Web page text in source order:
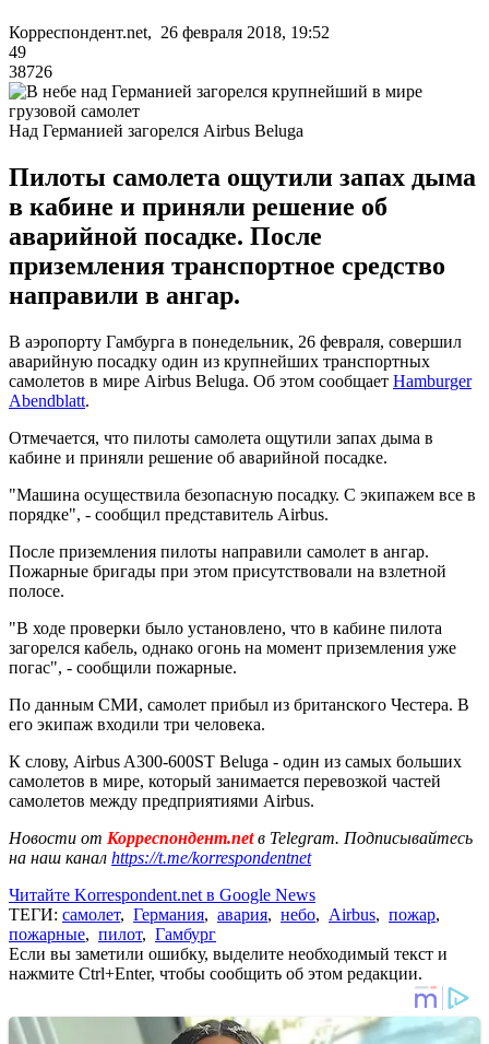
Корреспондент.net, 26 февраля 2018, 19:52
49
38726
Над Германией загорелся Airbus Beluga
Пилоты самолета ощутили запах дыма
в кабине и приняли решение об
аварийной посадке. После
приземления транспортное средство
направили в ангар.
В аэропорту Гамбурга в понедельник, 26 февраля, совершил
аварийную посадку один из крупнейших транспортных
самолетов в мире Airbus Beluga. Об этом сообщает Hamburger
Abendblatt.
Отмечается, что пилоты самолета ощутили запах дыма в
кабине и приняли решение об аварийной посадке.
"Машина осуществила безопасную посадку. С экипажем все в
порядке", - сообщил представитель Airbus.
После приземления пилоты направили самолет в ангар.
Пожарные бригады при этом присутствовали на взлетной
полосе.
"В ходе проверки было установлено, что в кабине пилота
загорелся кабель, однако огонь на момент приземления уже
погас", - сообщили пожарные.
По данным СМИ, самолет прибыл из британского Честера. В
его экипаж входили три человека.
К слову, Airbus A300-600ST Beluga - один из самых больших
самолетов в мире, который занимается перевозкой частей
самолетов между предприятиями Airbus.
Новости от Корреспондент.netв Telegram. Подписывайтесь
на наш канал https://t.me/korrespondentnet
Читайте Korrespondent.net в Google News
ТЕГИ: самолет, Германия, авария, небо, Airbus, пожар,
пожарные, пилот, Гамбург
Если вы заметили ошибку, выделите необходимый текст и
нажмите Ctrl+Enter, чтобы сообщить об этом редакции.